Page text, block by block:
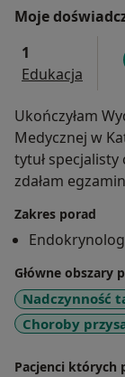
Moje
1
Edukacja
Ukończyłam
Medycznej w
tytuł
zdałam
Zakres porad
Główne obszary
Nadczynność
Choroby
Pacjenci których